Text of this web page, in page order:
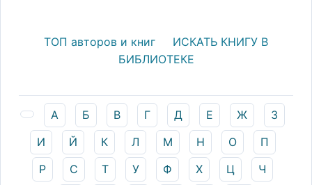
ТОП авторов и книг
ИСКАТЬ КНИГУ В
БИБЛИОТЕКЕ
А Б В Г Д Е Ж
З
И
Й К Л М Н О
П
Р
С Т У Ф Х Ц
Ч